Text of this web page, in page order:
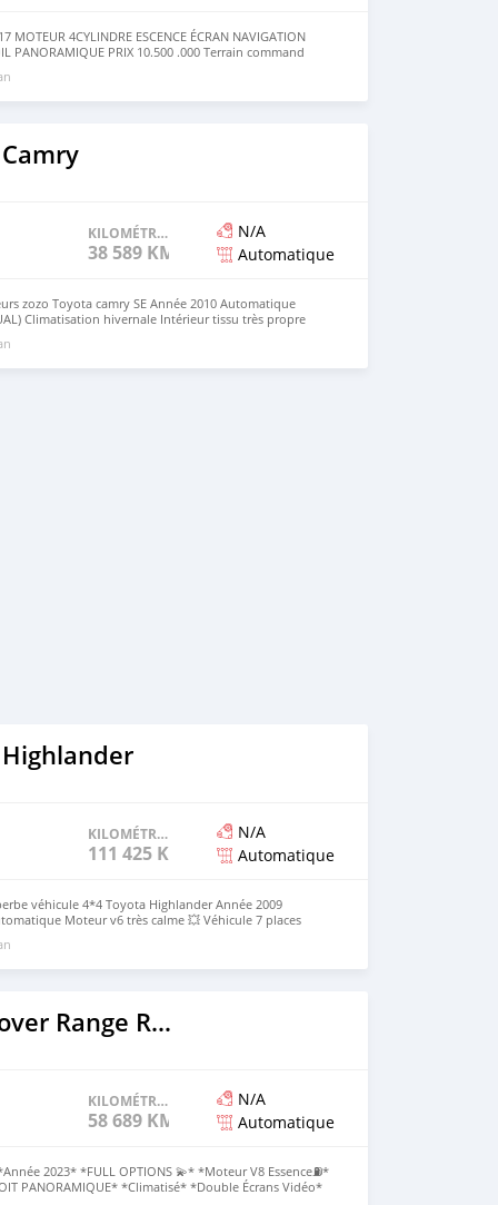
MOTEUR 4CYLINDRE ESCENCE ÉCRAN NAVIGATION
PANORAMIQUE PRIX 10.500 .000 Terrain command
WhatsApp et appelle +229/96/99/35/28
KILOMÉTRAGE
38 589 KM
N/A
Automatique
zozo Toyota camry SE Année 2010 Automatique
Climatisation hivernale Intérieur tissu très propre
Volant multifunction Pièce ajou 1ans Gente alu
négociable légèrement Produit direct Position
WhatsApp et appelle +229/96/99/35/28
KILOMÉTRAGE
111 425 KM
N/A
Automatique
véhicule 4*4 Toyota Highlander Année 2009
Moteur v6 très calme 💥 Véhicule 7 places
🎁Prix : 5.000.000f à revoir légèrement Le reste devant
+229/96/99/35/28
2023 Land Rover Range Rover Vogue
KILOMÉTRAGE
58 689 KM
N/A
Automatique
2023* *FULL OPTIONS 💫* *Moteur V8 Essence⛽️*
PANORAMIQUE* *Climatisé* *Double Écrans Vidéo*